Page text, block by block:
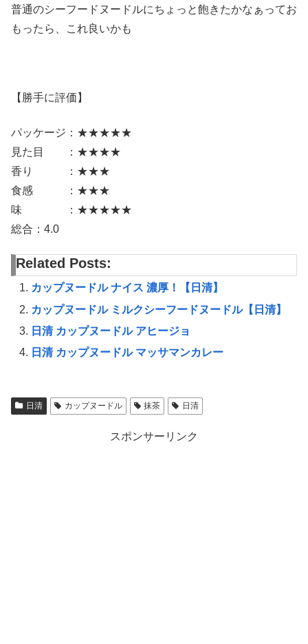
普通のシーフードヌードルにちょっと飽きたかなぁってお
もったら、これ良いかも
【勝手に評価】
パッケージ：★★★★★
見た目 ：★★★★
香り ：★★★
食感 ：★★★
味 ：★★★★★
総合：4.0
Related Posts:
カップヌードル ナイス 濃厚！【日清】
カップヌードル ミルクシーフードヌードル【日清】
日清 カップヌードル アヒージョ
日清 カップヌードル マッサマンカレー
日清 カップヌードル 抹茶 日清
スポンサーリンク